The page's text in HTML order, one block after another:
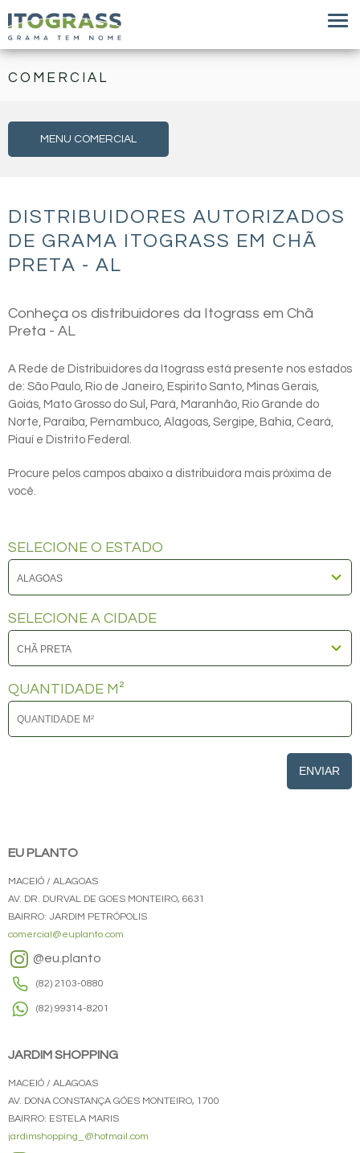
COMERCIAL
MENU COMERCIAL
DISTRIBUIDORES AUTORIZADOS
DE GRAMA ITOGRASS EM CHÃ
PRETA - AL
Conheça os distribuidores da Itograss em Chã
Preta - AL
A Rede de Distribuidores da Itograss está presente nos estados
de: São Paulo, Rio de Janeiro, Espirito Santo, Minas Gerais,
Goiás, Mato Grosso do Sul, Pará, Maranhão, Rio Grande do
Norte, Paraíba, Pernambuco, Alagoas, Sergipe, Bahia, Ceará,
Piauí e Distrito Federal.
Procure pelos campos abaixo a distribuidora mais próxima de
você.
SELECIONE O ESTADO
SELECIONE A CIDADE
QUANTIDADE M²
ENVIAR
EU PLANTO
MACEIÓ / ALAGOAS
AV. DR. DURVAL DE GOES MONTEIRO, 6631
BAIRRO: JARDIM PETRÓPOLIS
comercial@euplanto.com
@eu.planto
(82) 2103-0880
(82) 99314-8201
JARDIM SHOPPING
MACEIÓ / ALAGOAS
AV. DONA CONSTANÇA GÓES MONTEIRO, 1700
BAIRRO: ESTELA MARIS
jardimshopping_@hotmail.com